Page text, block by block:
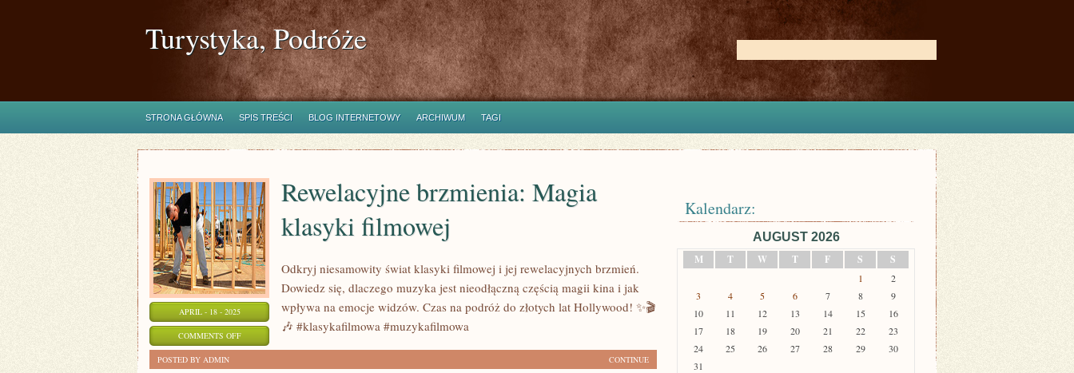
Turystyka, Podróże
STRONA GŁÓWNA SPIS TREŚCI BLOG INTERNETOWY ARCHIWUM TAGI
APRIL - 18 - 2025
COMMENTS OFFON
Rewelacyjne brzmienia: Magia
klasyki filmowej
Odkryj niesamowity świat klasyki filmowej i jej rewelacyjnych brzmień.
Dowiedz się, dlaczego muzyka jest nieodłączną częścią magii kina i jak
wpływa na emocje widzów. Czas na podróż do złotych lat Hollywood! ✨🎬
🎶 #klasykafilmowa #muzykafilmowa
CONTINUE
POSTED BY ADMIN
Kalendarz:
AUGUST 2026
M
T W T F S S
1
2
3
4 5 6 7 8
9
10
11 12 13 14 15
16
17
18 19 20 21 22
23
24
25 26 27 28 29
30
31